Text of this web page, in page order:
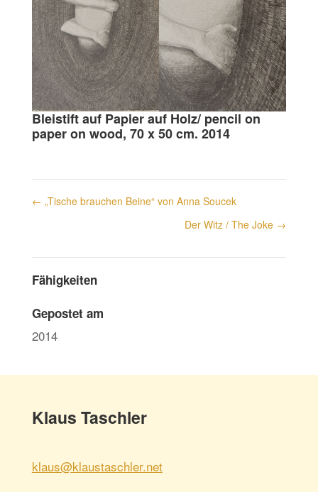
Bleistift auf Papier auf Holz/ pencil on
paper on wood, 70 x 50 cm. 2014
← „Tische brauchen Beine“ von Anna Soucek
Der Witz / The Joke →
Fähigkeiten
Gepostet am
2014
Klaus Taschler
klaus@klaustaschler.net